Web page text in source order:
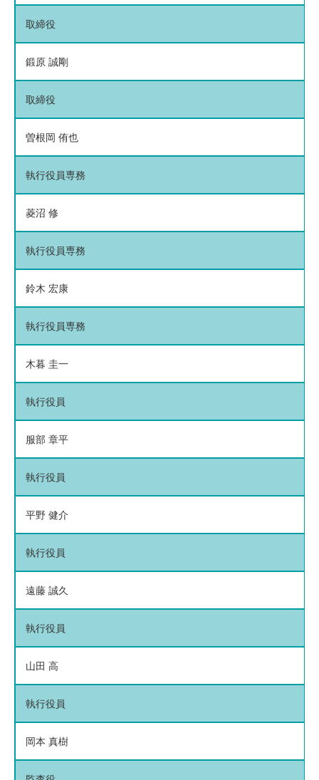
取締役
鍛原 誠剛
取締役
曽根岡 侑也
執行役員専務
菱沼 修
執行役員専務
鈴木 宏康
執行役員専務
木暮 圭一
執行役員
服部 章平
執行役員
平野 健介
執行役員
遠藤 誠久
執行役員
山田 高
執行役員
岡本 真樹